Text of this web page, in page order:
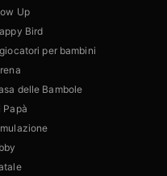
Up
Bird
per bambini
delle Bambole
Papà